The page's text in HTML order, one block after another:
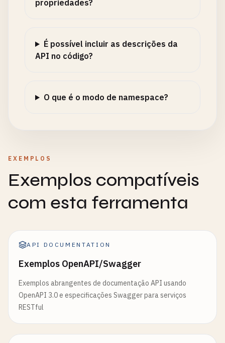
propriedades?
É possível incluir as descrições da
API no código?
O que é o modo de namespace?
EXEMPLOS
Exemplos compatíveis
com esta ferramenta
API DOCUMENTATION
Exemplos OpenAPI/Swagger
Exemplos abrangentes de documentação API usando
OpenAPI 3.0 e especificações Swagger para serviços
RESTful